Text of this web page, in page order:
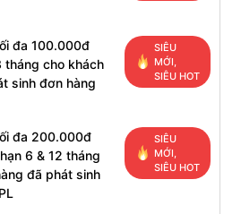
đa 100.000đ
tháng cho khách
sinh đơn hàng
SIÊU
MỚI,
SIÊU HOT
đa 200.000đ
6 & 12 tháng
đã phát sinh
SIÊU
MỚI,
SIÊU HOT